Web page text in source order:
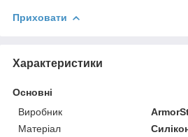
Приховати
Характеристики
Основні
Виробник
Матеріал